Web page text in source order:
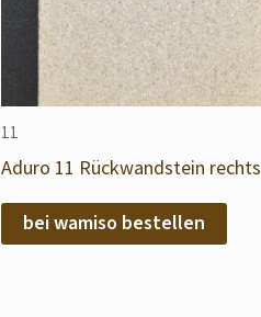
11
Aduro 11 Rückwandstein rechts
bei wamiso bestellen